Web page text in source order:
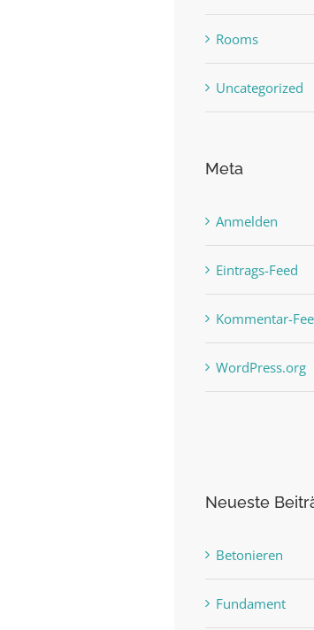
Rooms
Uncategorized
Meta
Anmelden
Eintrags-Feed
Kommentar-
WordPress.org
Neueste
Betonieren
Fundament